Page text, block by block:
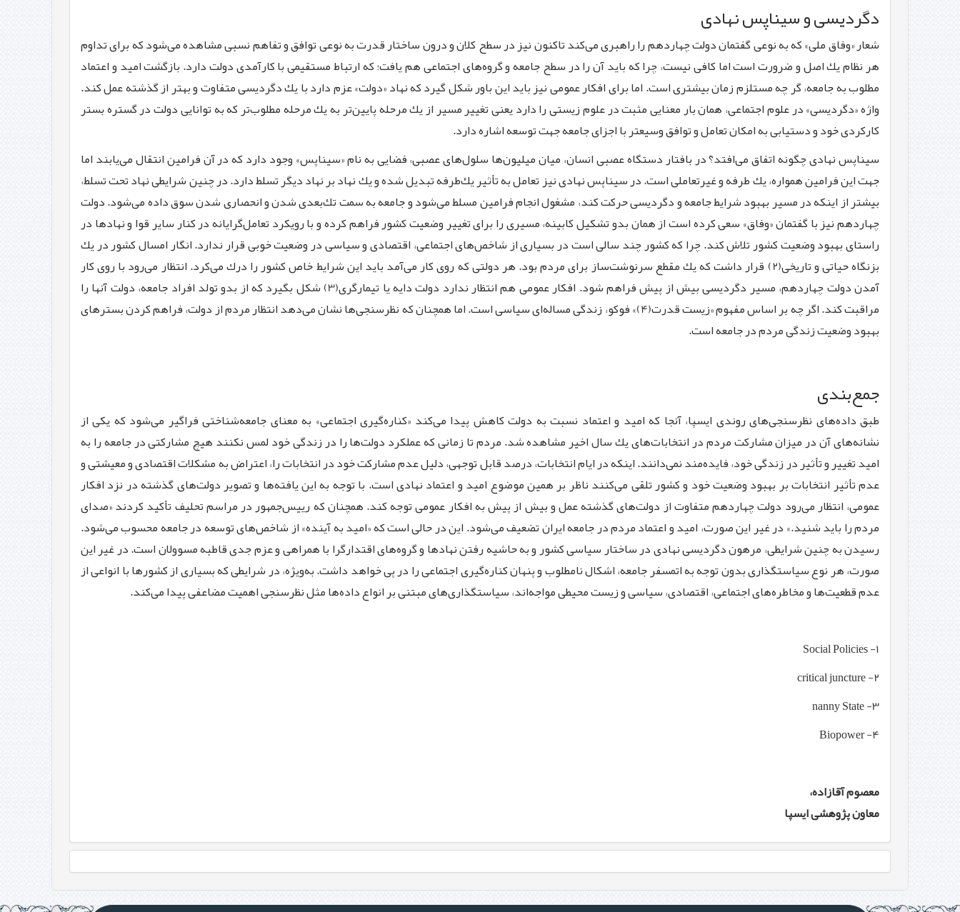
دگردیسیو سیناپس نهادی
شعار «وفاق ملی» كه به نوعی گفتمان دولت چهاردهم را راهبری می‌كند تاكنون نیز در سطح كلان و درون ساختار قدرت به نوعی توافق و تفاهم نسبی مشاهده می‌شود كه برای تداوم
هر نظام یك اصل و ضرورت است اما كافی نیست، چرا كه باید آن را در سطح جامعه و گروه‌های اجتماعی هم یافت؛ كه ارتباط مستقیمی با كارآمدی دولت دارد. بازگشت امید و اعتماد
مطلوب به جامعه، ‌گر چه مستلزم زمان بیشتری است. اما برای افكار عمومی نیز باید این باور شكل گیرد كه نهاد «دولت» عزم دارد با یك دگردیسی متفاوت و بهتر از گذشته عمل كند.
واژه «دگردیسی» در علوم اجتماعی، همان بار معنایی مثبت در علوم زیستی را دارد یعنی تغییر مسیر از یك مرحله پایین‌تر به یك مرحله مطلوب‌تر كه به توانایی دولت در گستره بستر
كاركردی خود و دستیابی به امكان تعامل و توافق وسیعتر با اجزای جامعه جهت توسعه اشاره دارد.
سیناپس نهادی چگونه اتفاق می‌افتد؟ در بافتار دستگاه عصبی انسان، میان میلیون‌ها سلول‌های عصبی، فضایی به نام «سیناپس» وجود دارد كه در آن فرامین انتقال می‌یابند اما
جهت این فرامین همواره، یك طرفه و غیرتعاملی است. در سیناپس نهادی نیز تعامل به تأثیر یك‌طرفه تبدیل شده و یك نهاد بر نهاد دیگر تسلط دارد. در چنین شرایطی نهاد تحت تسلط،
بیشتر از اینكه در مسیر بهبود شرایط جامعه و دگردیسی حركت كند، مشغول انجام فرامین مسلط می‌شود و جامعه به سمت تك‌بعدی شدن و انحصاری شدن سوق داده می‌شود. دولت
چهاردهم نیز با گفتمان «وفاق» سعی كرده است از همان بدو تشكیل كابینه، مسیری را برای تغییر وضعیت كشور فراهم کرده و با رویكرد تعامل‌گرایانه در كنار سایر قوا و نهادها در
راستای بهبود وضعیت كشور تلاش كند. چرا كه كشور چند سالی است در بسیاری از شاخص‌های اجتماعی، اقتصادی و سیاسی در وضعیت خوبی قرار ندارد. انگار امسال كشور در یك
بزنگاه حیاتی و تاریخی(2) قرار داشت كه یك مقطع سرنوشت‌ساز برای مردم بود. هر دولتی كه روی كار می‌آمد باید این شرایط خاص كشور را درك می‌كرد. انتظار می‌رود با روی كار
آمدن دولت چهاردهم، مسیر دگردیسی بیش از پیش فراهم شود. افكار عمومی هم انتظار ندارد دولت دایه یا تیمارگری(3) شكل بگیرد كه از بدو تولد افراد جامعه، دولت آنها را
مراقبت کند. ‌اگر چه بر اساس مفهوم «زیست قدرت(4)» فوكو، زندگی مساله‌ای سیاسی است. اما همچنان كه نظرسنجی‌ها نشان می‌دهد انتظار مردم از دولت، فراهم کردن بسترهای
بهبود وضعیت زندگی مردم در جامعه است.
جمع‌بندی
طبق داده‌های نظرسنجی‌های روندی ایسپا، آنجا كه امید و اعتماد نسبت به دولت كاهش پیدا می‌كند «كناره‌گیری اجتماعی» به معنای جامعه‌شناختی فراگیر می‌شود كه یكی از
نشانه‌های آن در میزان مشاركت مردم در انتخابات‌های یك سال اخیر مشاهده شد. مردم تا زمانی كه عملكرد دولت‌ها را در زندگی خود لمس نكنند هیچ مشاركتی در جامعه را به
امید تغییر و تأثیر در زندگی خود، فایده‌مند نمی‌دانند. اینكه در ایام انتخابات، درصد قابل توجهی، دلیل عدم مشاركت خود در انتخابات را، اعتراض به مشكلات اقتصادی و معیشتی و
عدم تأثیر انتخابات بر بهبود وضعیت خود و كشور تلقی می‌كنند ناظر بر همین موضوع امید و اعتماد نهادی است. با توجه به این یافته‌ها و تصویر دولت‌های گذشته در نزد افكار
عمومی، انتظار می‌رود دولت چهاردهم متفاوت از دولت‌های گذشته عمل و بیش از پیش به افكار عمومی توجه كند. همچنان كه رییس‌جمهور در مراسم تحلیف تأكید كردند «صدای
مردم را باید شنید.» در غیر این صورت، امید و اعتماد مردم در جامعه ایران تضعیف می‌شود. این در حالی است كه «امید به آینده» از شاخص‌های توسعه در جامعه محسوب می‌شود.
رسیدن به چنین شرایطی، مرهون دگردیسی نهادی در ساختار سیاسی كشور و به حاشیه رفتن نهادها و گروه‌های اقتدارگرا با همراهی و عزم جدی قاطبه مسوولان است. در غیر این
صورت، هر نوع سیاستگذاری بدون توجه به اتمسفر جامعه، اشكال نامطلوب و پنهان كناره‌گیری اجتماعی را در پی خواهد داشت. به‌ویژه، در شرایطی كه بسیاری از كشورها با انواعی از
عدم قطعیت‌ها و مخاطره‌های اجتماعی، اقتصادی، سیاسی و زیست محیطی مواجه‌اند، سیاستگذاری‌های مبتنی بر انواع داده‌ها مثل نظرسنجی اهمیت مضاعفی پیدا می‌كند.
1-
Social Policies
2-
critical juncture
3-
nanny State
4-
Biopower
معصوم آقازاده،
معاون پژوهشیایسپا